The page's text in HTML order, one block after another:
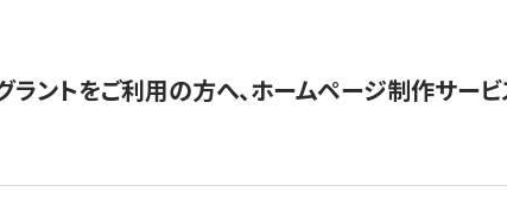
ラントをご利用の方へ、ホームページ制作サー